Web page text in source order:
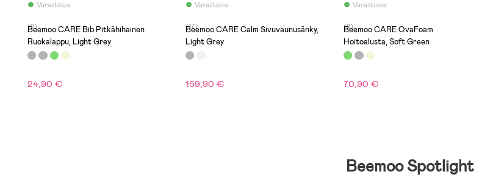
Varastossa
(2)
Beemoo CARE Bib Pitkähihainen
Ruokalappu, Light Grey
24,90 €
Varastossa
(17)
Beemoo CARE Calm Sivuvaunusänky,
Light Grey
159,90 €
Varastossa
(8)
Beemoo CARE OvaFoam
Hoitoalusta, Soft Green
70,90 €
Beemoo Spotlight